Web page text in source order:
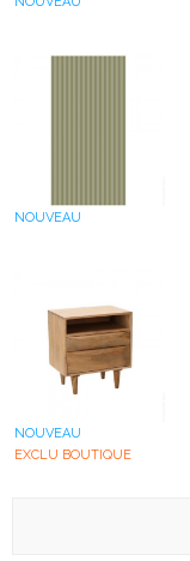
NOUVEAU
NOUVEAU
EXCLU BOUTIQUE